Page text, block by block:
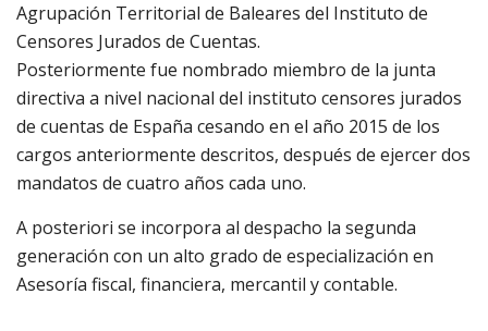
Agrupación Territorial de Baleares del Instituto de
Censores Jurados de Cuentas.
Posteriormente fue nombrado miembro de la junta
directiva a nivel nacional del instituto censores jurados
de cuentas de España cesando en el año 2015 de los
cargos anteriormente descritos, después de ejercer dos
mandatos de cuatro años cada uno.
A posteriori se incorpora al despacho la segunda
generación con un alto grado de especialización en
Asesoría fiscal, financiera, mercantil y contable.